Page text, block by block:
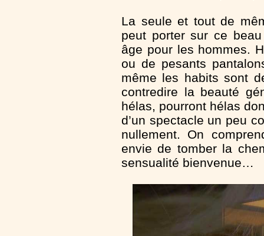
La seule et tout de
peut porter sur ce
âge pour les hommes.
ou de pesants
même les habits sont
contredire la beauté
hélas, pourront hélas
d’un spectacle un peu
nullement. On
envie de tomber la
sensualité bienvenue…